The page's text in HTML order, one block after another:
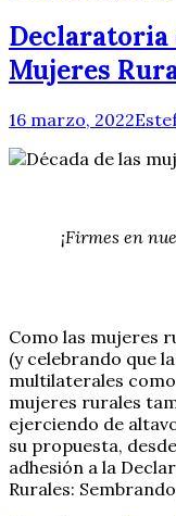
Declaratoria
Mujeres
16 marzo, 2022
¡Firmes en
Como las mujeres
(y celebrando que
multilaterales
mujeres rurales
ejerciendo de
su propuesta,
adhesión a la
Rurales: